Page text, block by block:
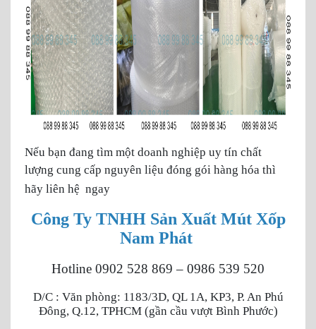
Nếu bạn đang tìm một doanh nghiệp uy tín chất
lượng cung cấp nguyên liệu đóng gói hàng hóa thì
hãy liên hệ ngay
Công Ty TNHH Sản Xuất Mút Xốp
Nam Phát
Hotline 0902 528 869 – 0986 539 520
D/C : Văn phòng: 1183/3D, QL 1A, KP3, P. An Phú
Đông, Q.12, TPHCM (gần cầu vượt Bình Phước)